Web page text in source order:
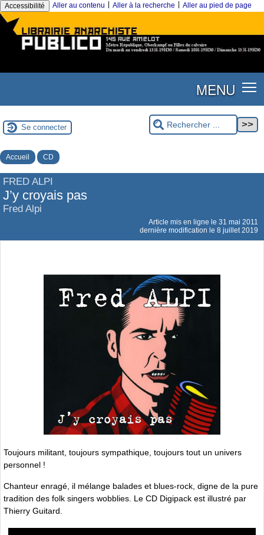
Accessibilité Aller au contenu Aller à la recherche Aller au pied de page
MENU
Se connecter
Accueil CD
FRED ALPI
J’y croyais pas
Fred Alpi
Article mis en ligne le 31 mai 2011
dernière modification le 8 juillet 2019
Toujours militant, toujours sympathique, toujours tout un univers
personnel !
Chanteur enragé, il mélange balades et blues-rock, digne de la pure
tradition des folk singers wobblies. Le CD Digipack est illustré par
Thierry Guitard.